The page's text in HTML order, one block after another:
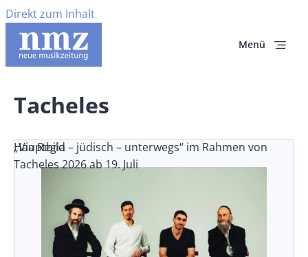
Direkt zum Inhalt
Menü
Tacheles
„Via Regia – jüdisch – unterwegs“ im Rahmen von
Tacheles 2026 ab 19. Juli
Hauptbild